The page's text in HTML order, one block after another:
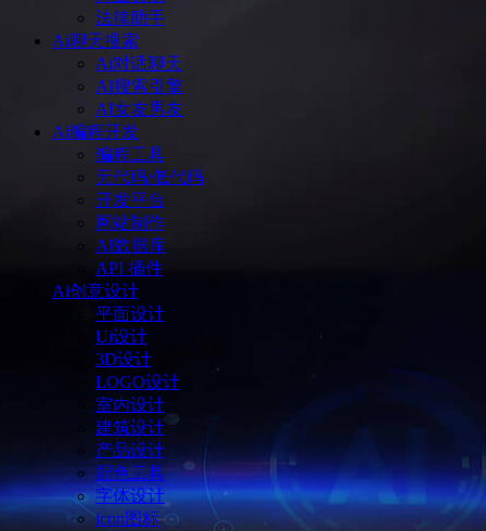
法律助手
Ai聊天搜索
Ai对话聊天
AI搜索引擎
AI女友男友
Ai编程开发
编程工具
无代码/低代码
开发平台
网站制作
AI数据库
API 插件
Ai创意设计
平面设计
Ui设计
3D设计
LOGO设计
室内设计
建筑设计
产品设计
配色工具
字体设计
icon图标